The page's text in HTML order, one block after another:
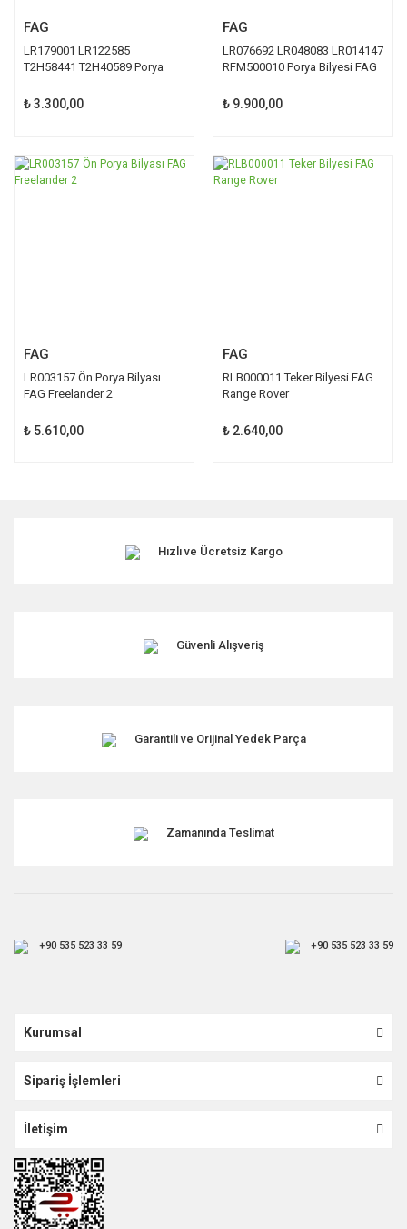
FAG
LR179001 LR122585
T2H58441 T2H40589 Porya
₺ 3.300,00
FAG
LR076692 LR048083 LR014147
RFM500010 Porya Bilyesi FAG
₺ 9.900,00
FAG
LR003157 Ön Porya Bilyası
FAG Freelander 2
₺ 5.610,00
FAG
RLB000011 Teker Bilyesi FAG
Range Rover
₺ 2.640,00
Hızlı ve Ücretsiz Kargo
Güvenli Alışveriş
Garantili ve Orijinal Yedek Parça
Zamanında Teslimat
+90 535 523 33 59 +90 535 523 33 59
Kurumsal
Sipariş İşlemleri
İletişim